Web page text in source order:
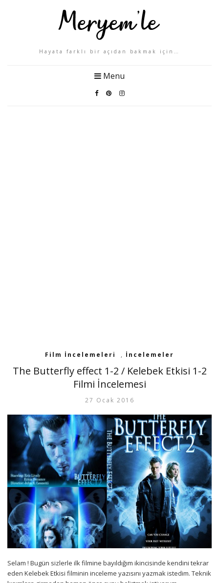
Hayata farklı bir açıdan bakmak için…
Menu
Film İncelemeleri , İncelemeler
The Butterfly effect 1-2 / Kelebek Etkisi 1-2
Filmi İncelemesi
27 Ocak 2016
Selam ! Bugün sizlerle ilk filmine bayıldığım ikincisinde kendini tekrar
eden Kelebek Etkisi filminin inceleme yazısını yazmak istedim. Teknik